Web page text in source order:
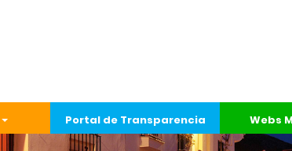
Portal de Transparencia Webs